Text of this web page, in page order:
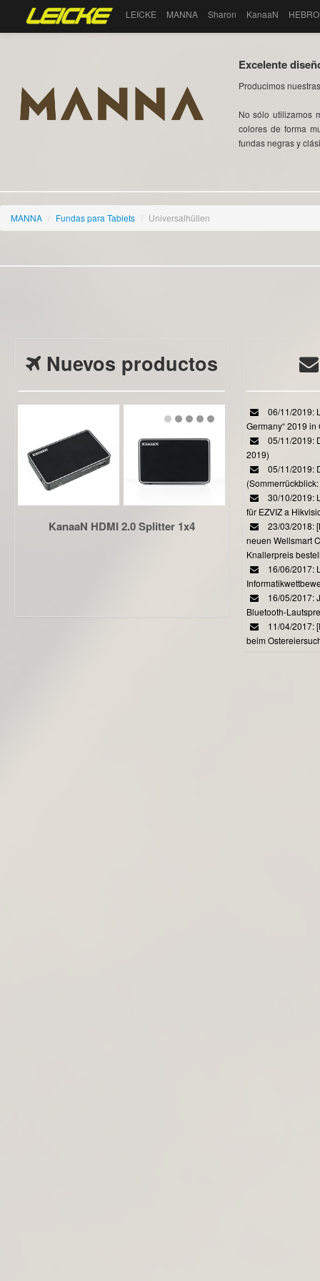
LEICKE MANNA Sharon KanaaN
Excelente
Producimos
No sólo utilizamos
colores de forma
fundas negras y
MANNA / Fundas para Tablets / Universalhüllen
Nuevos productos
KanaaN HDMI 2.0 Splitter 1x4
06/11/2019:
Germany“ 2019
05/11/2019:
2019)
05/11/2019:
30/10/2019:
für EZVIZ a
23/03/2018:
neuen Wellsmart
Knallerpreis
16/06/2017:
16/05/2017:
Bluetooth-
11/04/2017:
beim